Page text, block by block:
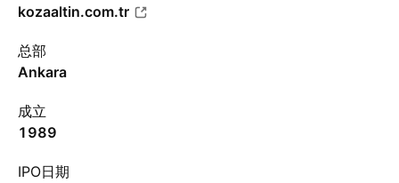
kozaaltin.com.tr
总部
Ankara
成立
1989
IPO日期